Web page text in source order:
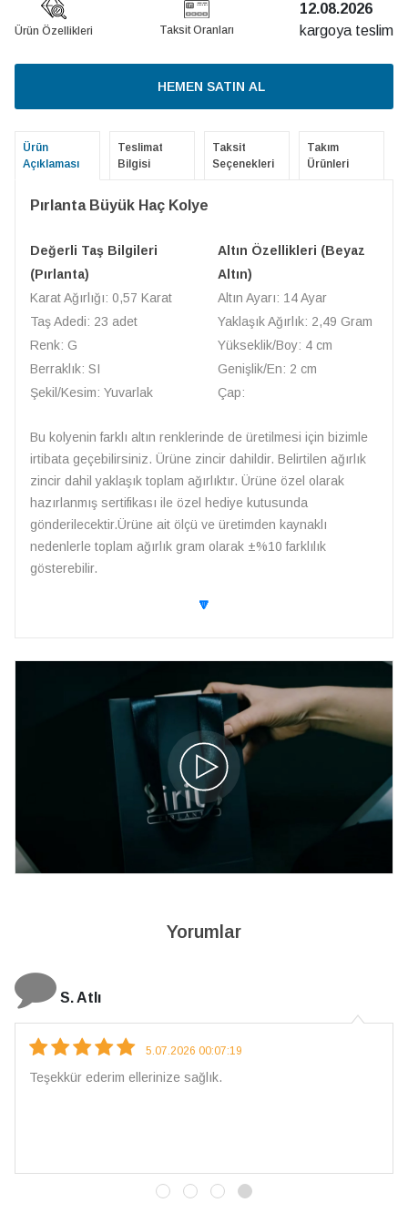
Ürün Özellikleri Taksit Oranları
12.08.2026
kargoya teslim
HEMEN SATIN AL
Ürün
Açıklaması
Teslimat
Bilgisi
Taksit
Seçenekleri
Takım
Ürünleri
Pırlanta Büyük Haç Kolye
Değerli Taş Bilgileri
(Pırlanta)
Karat Ağırlığı: 0,57 Karat
Taş Adedi: 23 adet
Renk: G
Berraklık: SI
Şekil/Kesim: Yuvarlak
Altın Özellikleri (Beyaz
Altın)
Altın Ayarı: 14 Ayar
Yaklaşık Ağırlık: 2,49 Gram
Yükseklik/Boy: 4 cm
Genişlik/En: 2 cm
Çap:
Bu kolyenin farklı altın renklerinde de üretilmesi için bizimle
irtibata geçebilirsiniz. Ürüne zincir dahildir. Belirtilen ağırlık
zincir dahil yaklaşık toplam ağırlıktır. Ürüne özel olarak
hazırlanmış sertifikası ile özel hediye kutusunda
gönderilecektir.Ürüne ait ölçü ve üretimden kaynaklı
nedenlerle toplam ağırlık gram olarak ±%10 farklılık
gösterebilir.
🔽
Yorumlar
5.07.2026 00:07:19
ellerinize sağlık.